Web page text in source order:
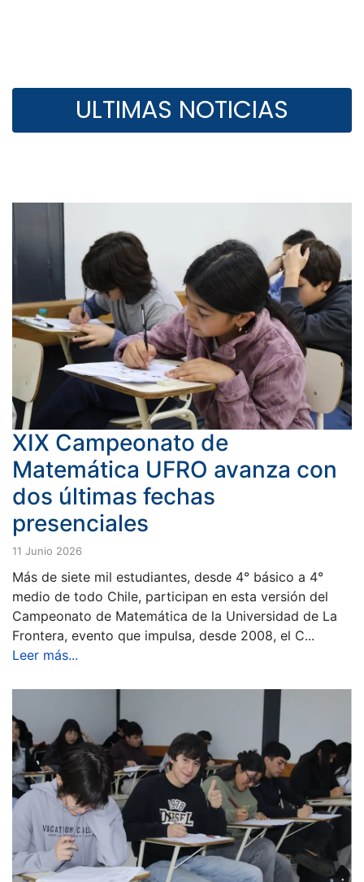
ULTIMAS NOTICIAS
XIX Campeonato de
Matemática UFRO avanza con
dos últimas fechas
presenciales
11 Junio 2026
Más de siete mil estudiantes, desde 4° básico a 4°
medio de todo Chile, participan en esta versión del
Campeonato de Matemática de la Universidad de La
Frontera, evento que impulsa, desde 2008, el C...
Leer más...